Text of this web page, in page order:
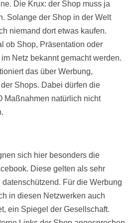
Die Krux: der Shop muss ja
Solange der Shop in der Welt
niemand dort etwas kaufen.
ob Shop, Präsentation oder
Netz bekannt gemacht werden.
das über Werbung,
Shops. Dabei dürfen die
Maßnahmen natürlich nicht
sich hier besonders die
Diese gelten als sehr
Für die Werbung
in diesen Netzwerken auch
ein Spiegel der Gesellschaft.